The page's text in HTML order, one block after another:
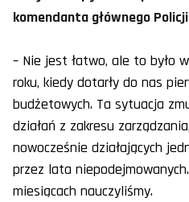
komendanta głównego
– Nie jest łatwo, ale to było
roku, kiedy dotarły do nas
budżetowych. Ta sytuacja
działań z zakresu
nowocześnie działających
przez lata
miesiącach nauczyliśmy.